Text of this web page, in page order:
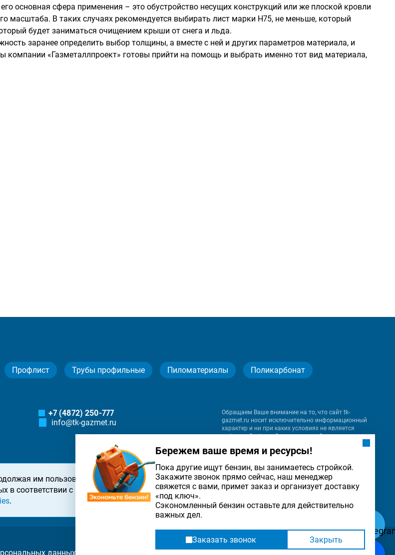
основная сфера применения – это обустройство несущих конструкций или же плоской кровли
В таких случаях рекомендуется выбирать лист марки Н75, не меньше, который
будет заниматься очищением крыши от снега и льда.
заранее определить выбор толщины, а вместе с ней и других параметров материала, и
компании «Газметаллпроект» готовы прийти на помощь и выбрать именно тот вид материала,
Профлист Трубы профильные Пиломатериалы Поликарбонат
+7 (4872) 250-777
info@tk-gazmet.ru
Обращаем Ваше внимание на то, что сайт tk-
gazmet.ru носит исключительно информационный
характер и ни при каких условиях не является
публичной офертой, определяемой положениями
Федерации.
данных на сайте
им пользоваться, вы соглашаетесь на
в соответствии с
политикой конфиденциальности
.
ОК
Бережем ваше время и ресурсы!
Пока другие ищут бензин, вы занимаетесь стройкой.
Закажите звонок прямо сейчас, наш менеджер
свяжется с вами, примет заказ и организует доставку
«под ключ».
Сэкономленный бензин оставьте для действительно
важных дел.
Заказать звонок Закрыть